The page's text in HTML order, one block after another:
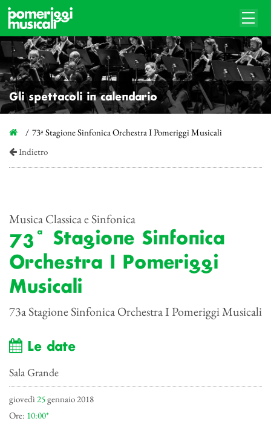
Gli spettacoli in calendario
73ª Stagione Sinfonica Orchestra I Pomeriggi Musicali
Indietro
Musica Classica e Sinfonica
73ª Stagione Sinfonica
Orchestra I Pomeriggi
Musicali
73a Stagione Sinfonica Orchestra I Pomeriggi Musicali
Le date
Sala Grande
giovedì 25gennaio 2018
Ore: 10:00*